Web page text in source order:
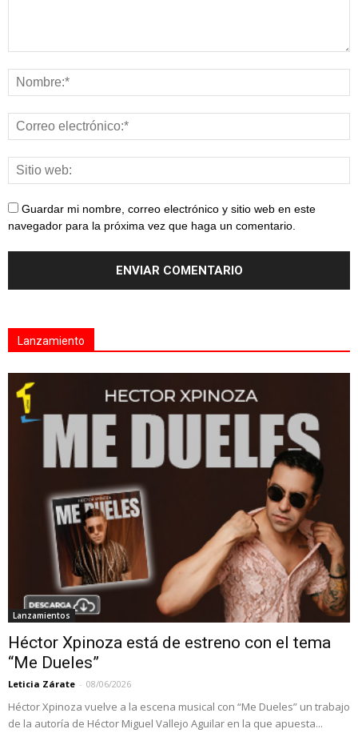
Guardar mi nombre, correo electrónico y sitio web en este
navegador para la próxima vez que haga un comentario.
Lanzamiento
Lanzamientos
Héctor Xpinoza está de estreno con el tema
“Me Dueles”
Leticia Zárate - 08/06/2026
Héctor Xpinoza vuelve a la escena musical con “Me Dueles” un trabajo
de la autoría de Héctor Miguel Vallejo Aguilar en la que apuesta...